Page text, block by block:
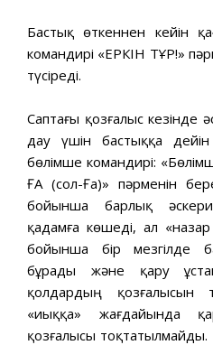
Бастық өткеннен кейін
командирі «ЕРКІН ТҰР!»
түсіреді.
Саптағы қозғалыс кезінде
дау үшін бастыққа
бөлімше командирі:
ҒА (сол-Ға)» пәрменін
бойынша барлық
қадамға көшеді, ал
бойынша бір мезгілде
бұрады және қару
қолдардың қозғалысын
«иыққа» жағдайында
қозғалысы